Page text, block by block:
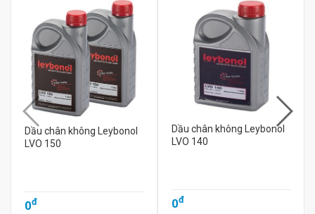
Dầu chân không Leybonol
LVO 150
0đ
Dầu chân không Leybonol
LVO 140
0đ